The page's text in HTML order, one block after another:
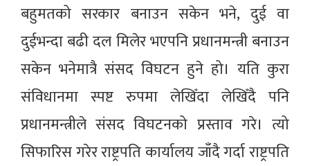
बहुमतको सरकार बनाउन सकेन भने, दुई वा
दुईभन्दा बढी दल मिलेर भएपनि प्रधानमन्त्री बनाउन
सकेन भनेमात्रै संसद विघटन हुने हो। यति कुरा
संविधानमा स्पष्ट रुपमा लेखिँदा लेखिँदै पनि
प्रधानमन्त्रीले संसद विघटनको प्रस्ताव गरे। त्यो
सिफारिस गरेर राष्ट्रपति कार्यालय जाँदै गर्दा राष्ट्रपति